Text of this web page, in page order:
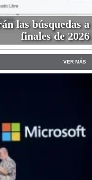
las búsquedas a
finales de 2026
VER MÁS